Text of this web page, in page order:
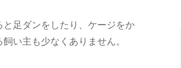
足ダンをしたり、ケージをか
い主も少なくありません。